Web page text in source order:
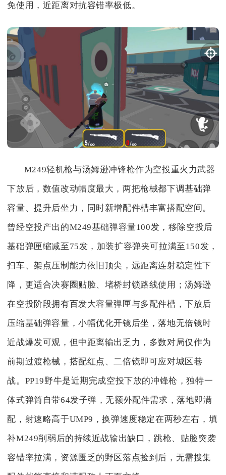
免使用，近距离对抗容错率极低。
M249轻机枪与汤姆逊冲锋枪作为空投重火力武器
下放后，数值改动幅度最大，两把枪械都下调基础弹
容量、提升后坐力，同时新增配件槽丰富搭配空间。
曾经空投产出的M249基础弹容量100发，移除空投后
基础弹匣缩减至75发，加装扩容弹夹可拉满至150发，
扫车、架点压制能力依旧顶尖，远距离连射稳定性下
降，更适合决赛圈贴脸、堵桥封锁路线使用；汤姆逊
在空投阶段拥有百发大容量弹匣与多配件槽，下放后
压缩基础弹容量，小幅优化开镜后坐，落地无倍镜时
近战爆发可观，但中距离输出乏力，多数对局仅作为
前期过渡枪械，搭配红点、二倍镜即可应对城区巷
战。PP19野牛是近期完成空投下放的冲锋枪，独特一
体式弹筒自带64发子弹，无额外配件需求，落地即满
配，射速略高于UMP9，换弹速度稳定在两秒左右，填
补M249削弱后的持续近战输出缺口，跳枪、贴脸突袭
容错率拉满，资源匮乏的野区落点捡到后，无需搜集